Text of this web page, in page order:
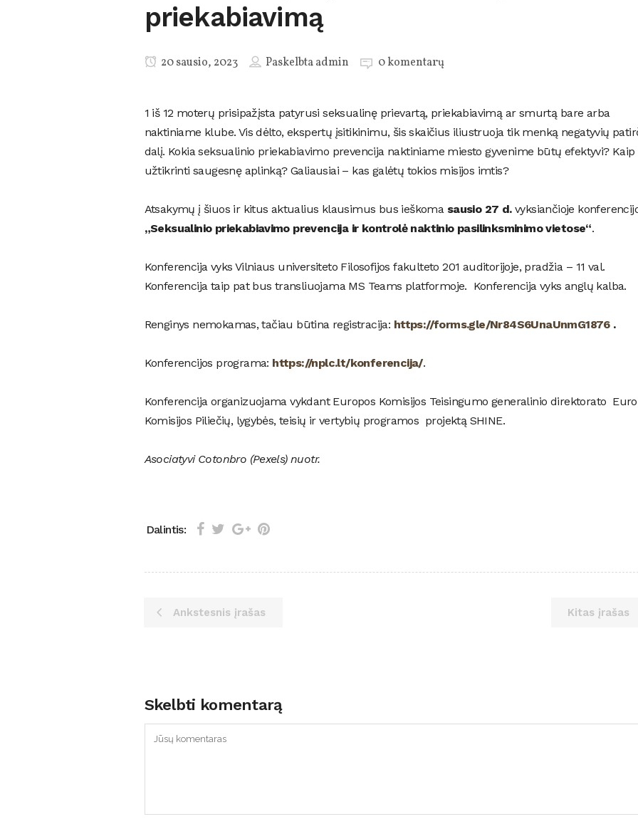
priekabiavimą
20 sausio, 2023 Paskelbtaadmin 0 komentarų
1 iš 12 moterų prisipažįsta patyrusi seksualinę prievartą, priekabiavimą ar smurtą bare arba
naktiniame klube. Vis dėlto, ekspertų įsitikinimu, šis skaičius iliustruoja tik menką negatyvių
dalį. Kokia seksualinio priekabiavimo prevencija naktiniame miesto gyvenime būtų efektyvi? Kaip
užtikrinti saugesnę aplinką? Galiausiai – kas galėtų tokios misijos imtis?
Atsakymų į šiuos ir kitus aktualius klausimus bus ieškoma sausio 27 d.vyksiančioje
„Seksualinio priekabiavimo prevencija ir kontrolė naktinio pasilinksminimo vietose“.
Konferencija vyks Vilniaus universiteto Filosofijos fakulteto 201 auditorijoje, pradžia – 11 val.
Konferencija taip pat bus transliuojama MS Teams platformoje. Konferencija vyks anglų kalba.
Renginys nemokamas, tačiau būtina registracija: https://forms.gle/Nr84S6UnaUnmG1876.
Konferencijos programa: https://nplc.lt/konferencija/.
Konferencija organizuojama vykdant Europos Komisijos Teisingumo generalinio direktorato
Komisijos Piliečių, lygybės, teisių ir vertybių programos projektą SHINE.
Asociatyvi Cotonbro (Pexels) nuotr.
Dalintis:
Ankstesnis įrašas Kitas įrašas
Skelbti komentarą